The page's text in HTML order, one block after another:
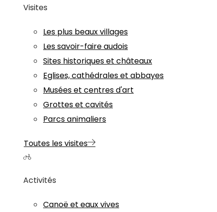
Visites
Les plus beaux villages
Les savoir-faire audois
Sites historiques et châteaux
Eglises, cathédrales et abbayes
Musées et centres d'art
Grottes et cavités
Parcs animaliers
Toutes les visites
Activités
Canoë et eaux vives